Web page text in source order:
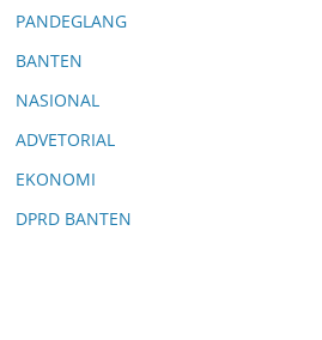
PANDEGLANG
BANTEN
NASIONAL
ADVETORIAL
EKONOMI
DPRD BANTEN